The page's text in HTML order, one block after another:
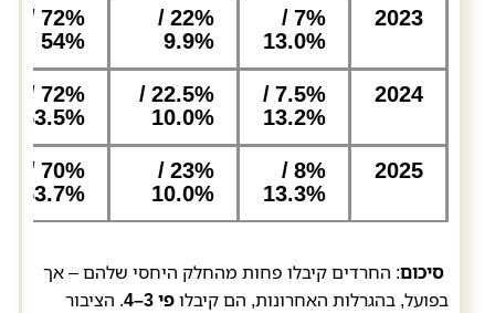
2023
7% /
13.0%
22% /
9.9%
72% /
54%
2024
7.5% /
13.2%
22.5% /
10.0%
72% /
53.5%
2025
8% /
13.3%
23% /
10.0%
70% /
53.7%
סיכום: החרדים קיבלו פחות מהחלק היחסי שלהם – אך
בפועל, בהגרלות האחרונות, הם קיבלופי 3–4
. הציבור